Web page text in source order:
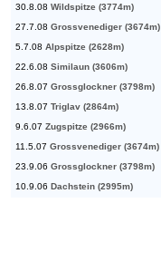
30.8.08 Wildspitze (3774m)
27.7.08 Grossvenediger (3674m)
5.7.08 Alpspitze (2628m)
22.6.08 Similaun (3606m)
26.8.07 Grossglockner (3798m)
13.8.07 Triglav (2864m)
9.6.07 Zugspitze (2966m)
11.5.07 Grossvenediger (3674m)
23.9.06 Grossglockner (3798m)
10.9.06 Dachstein (2995m)